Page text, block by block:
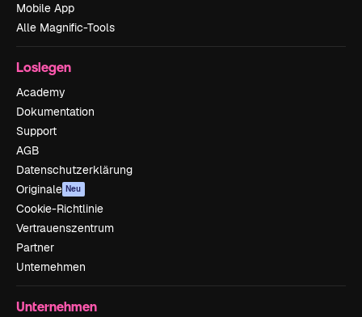
Mobile App
Alle Magnific-Tools
Loslegen
Academy
Dokumentation
Support
AGB
Datenschutzerklärung
Originale Neu
Cookie-Richtlinie
Vertrauenszentrum
Partner
Unternehmen
Unternehmen